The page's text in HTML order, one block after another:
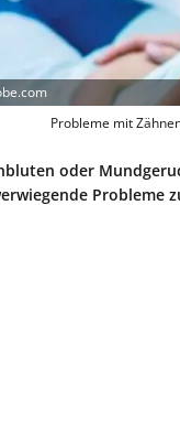
Probleme mit
oder
Probleme